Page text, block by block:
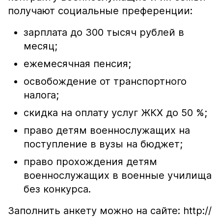
получают социальные преференции:
зарплата до 300 тысяч рублей в
месяц;
ежемесячная пенсия;
освобождение от транспортного
налога;
скидка на оплату услуг ЖКХ до 50 %;
право детям военнослужащих на
поступление в вузы на бюджет;
право прохождения детям
военнослужащих в военные училища
без конкурса.
Заполнить анкету можно на сайте: http://